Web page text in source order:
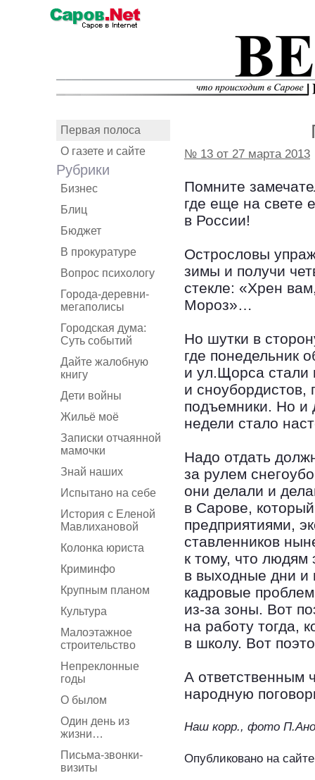
Первая полоса
О газете и сайте
Рубрики
Бизнес
Блиц
Бюджет
В прокуратуре
Вопрос психологу
Города-деревни-
мегаполисы
Городская дума:
Суть событий
Дайте жалобную
книгу
Дети войны
Жильё моё
Записки отчаянной
мамочки
Знай наших
Испытано на себе
История с Еленой
Мавлихановой
Колонка юриста
Криминфо
Крупным планом
Культура
Малоэтажное
строительство
Непреклонные
годы
О былом
Один день из
жизни…
Письма-звонки-
визиты
№ 13 от 27 марта 2013
Помните
где еще на свете
в России!
Острословы
зимы и получи
стекле: «Хрен
Мороз»…
Но шутки в
где понедельник
и ул.Щорса стали
и сноубордистов,
подъемники. Но и
недели стало
Надо отдать
за рулем
они делали и
в Сарове,
предприятиями,
ставленников
к тому, что людям
в выходные дни и
кадровые
из-за зоны. Вот
на работу тогда,
в школу. Вот
А ответственным
народную
Наш корр., фото
Опубликовано на